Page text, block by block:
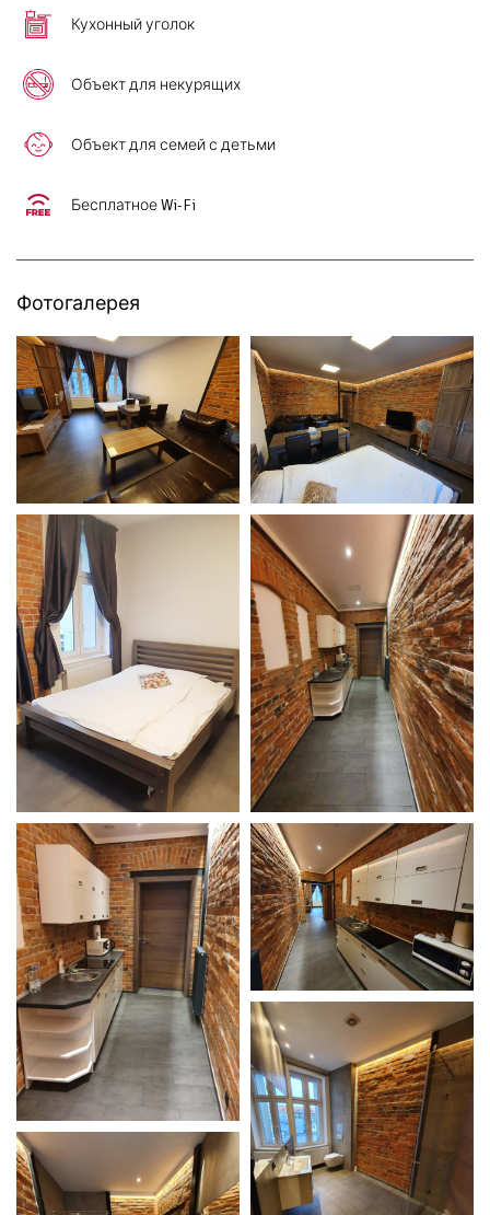
Кухонный уголок
Объект для некурящих
Объект для семей с детьми
Бесплатное Wi-Fi
Фотогалерея